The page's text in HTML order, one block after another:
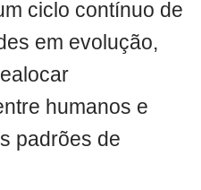
ciclo contínuo de
em evolução,
humanos e
padrões de